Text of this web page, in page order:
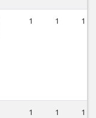
1 1 1
1 1 1